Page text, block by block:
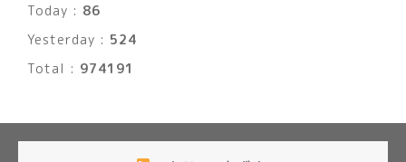
Today : 86
Yesterday : 524
Total : 974191